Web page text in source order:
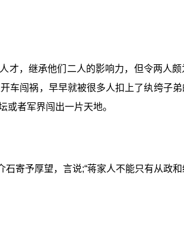
才，继承他们二人的影响力，但令两人
车闯祸，早早就被很多人扣上了纨绔子
者军界闯出一片天地。
寄予厚望，言说;“蒋家人不能只有从政